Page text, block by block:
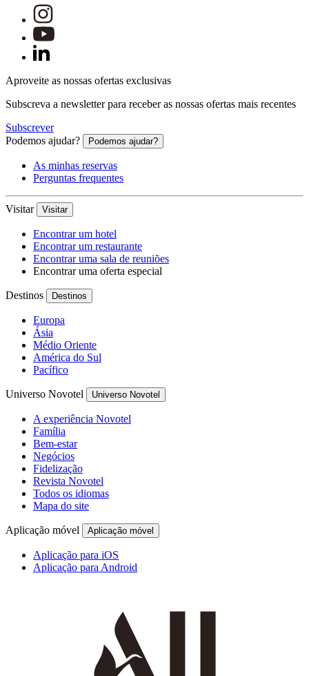
Aproveite as nossas ofertas exclusivas
Subscreva a newsletter para receber as nossas ofertas mais recentes
Subscrever
Podemos ajudar?
Podemos ajudar?
As minhas reservas
Perguntas frequentes
Visitar Visitar
Encontrar um hotel
Encontrar um restaurante
Encontrar uma sala de reuniões
Encontrar uma oferta especial
Destinos Destinos
Europa
Ásia
Médio Oriente
América do Sul
Pacífico
Universo Novotel Universo Novotel
A experiência Novotel
Família
Bem-estar
Negócios
Fidelização
Revista Novotel
Todos os idiomas
Mapa do site
Aplicação móvel Aplicação móvel
Aplicação para iOS
Aplicação para Android